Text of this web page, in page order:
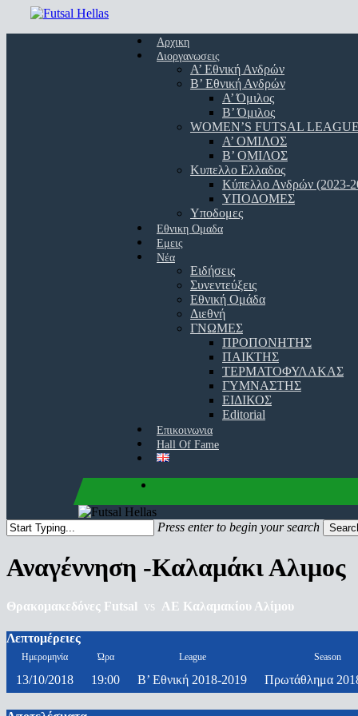
Αρχικη
Διοργανωσεις
Α’ Εθνική Ανδρών
Β’ Εθνική Ανδρών
A’ Όμιλος
Β’ Όμιλος
WOMEN’S FUTSAL LEAGUE
A’ ΟΜΙΛΟΣ
Β’ ΟΜΙΛΟΣ
Κυπελλο Ελλαδος
Κύπελλο Ανδρών (2023-
ΥΠΟΔΟΜΕΣ
Υποδομες
Εθνικη Ομαδα
Εμεις
Νέα
Ειδήσεις
Συνεντεύξεις
Εθνική Ομάδα
Διεθνή
ΓΝΩΜΕΣ
ΠΡΟΠΟΝΗΤΗΣ
ΠΑΙΚΤΗΣ
ΤΕΡΜΑΤΟΦΥΛΑΚΑΣ
ΓΥΜΝΑΣΤΗΣ
ΕΙΔΙΚΟΣ
Editorial
Επικοινωνια
Hall Of Fame
Press enter to begin your search
Search
Αναγέννηση -Καλαμάκι Αλιμος
Θρακομακεδόνες Futsal vs ΑΕ Καλαμακίου Αλίμου
Λεπτομέρειες
Ημερομηνία Ώρα League Season
13/10/2018 19:00 Β’ Εθνική 2018-2019 Πρωτάθλημα